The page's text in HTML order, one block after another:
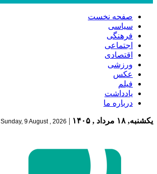
صفحه نخست
سیاسی
فرهنگی
اجتماعی
اقتصادی
ورزشی
عکس
فیلم
یادداشت
درباره ما
یکشنبه, ۱۸ مرداد , ۱۴۰۵ |
Sunday, 9 August , 2026